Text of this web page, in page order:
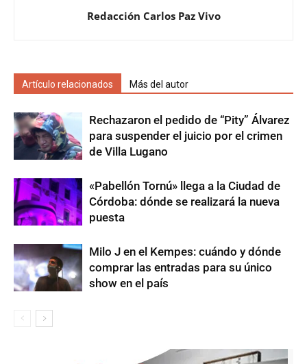
Redacción Carlos Paz Vivo
Artículo relacionados Más del autor
Rechazaron el pedido de “Pity” Álvarez
para suspender el juicio por el crimen
de Villa Lugano
«Pabellón Tornú» llega a la Ciudad de
Córdoba: dónde se realizará la nueva
puesta
Milo J en el Kempes: cuándo y dónde
comprar las entradas para su único
show en el país